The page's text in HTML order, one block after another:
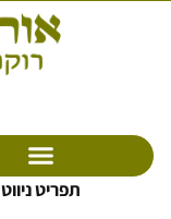
תפריט ניווט